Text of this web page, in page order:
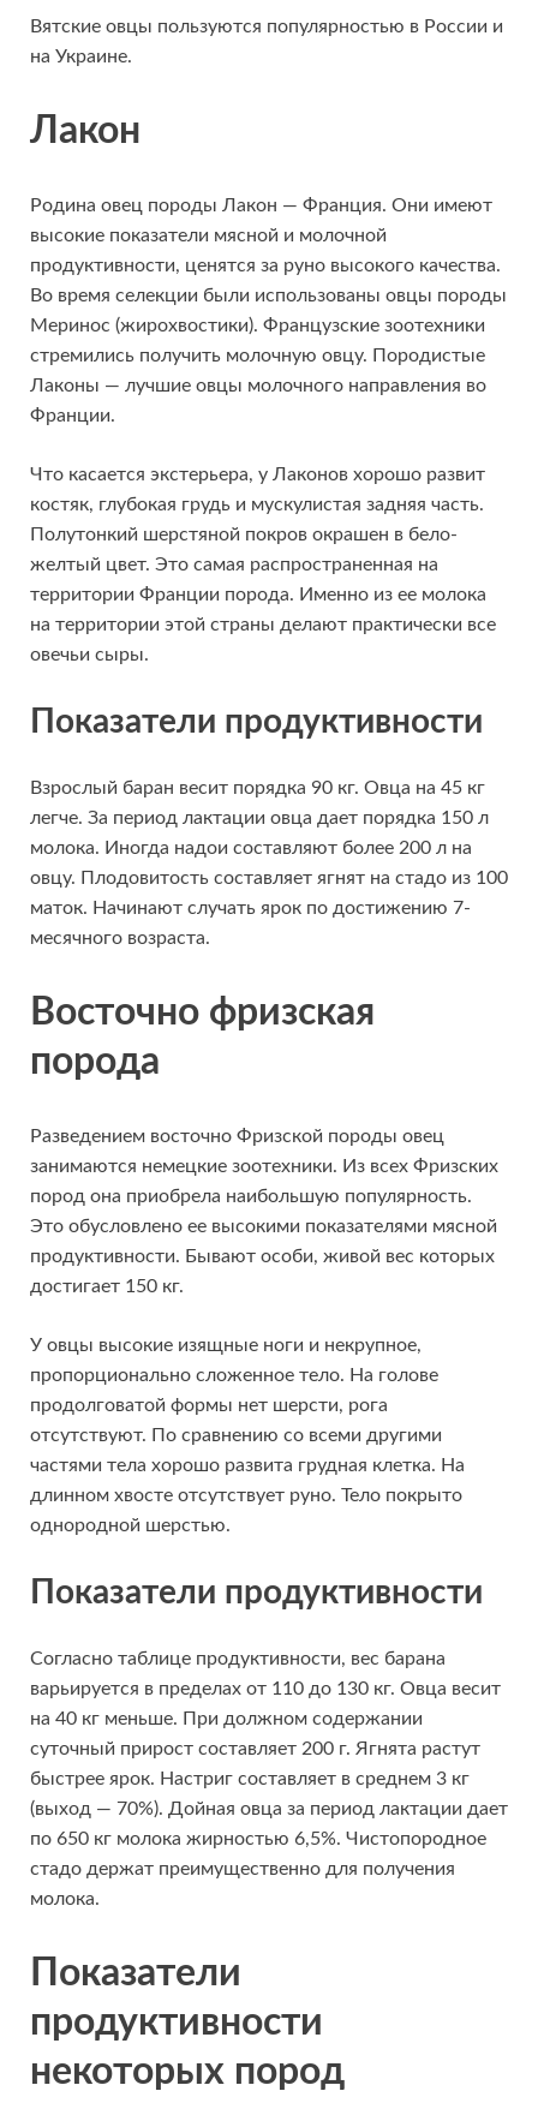
Вятские овцы пользуются популярностью в России и
на Украине.
Лакон
Родина овец породы Лакон — Франция. Они имеют
высокие показатели мясной и молочной
продуктивности, ценятся за руно высокого качества.
Во время селекции были использованы овцы породы
Меринос (жирохвостики). Французские зоотехники
стремились получить молочную овцу. Породистые
Лаконы — лучшие овцы молочного направления во
Франции.
Что касается экстерьера, у Лаконов хорошо развит
костяк, глубокая грудь и мускулистая задняя часть.
Полутонкий шерстяной покров окрашен в бело-
желтый цвет. Это самая распространенная на
территории Франции порода. Именно из ее молока
на территории этой страны делают практически все
овечьи сыры.
Показатели продуктивности
Взрослый баран весит порядка 90 кг. Овца на 45 кг
легче. За период лактации овца дает порядка 150 л
молока. Иногда надои составляют более 200 л на
овцу. Плодовитость составляет ягнят на стадо из 100
маток. Начинают случать ярок по достижению 7-
месячного возраста.
Восточно фризская
порода
Разведением восточно Фризской породы овец
занимаются немецкие зоотехники. Из всех Фризских
пород она приобрела наибольшую популярность.
Это обусловлено ее высокими показателями мясной
продуктивности. Бывают особи, живой вес которых
достигает 150 кг.
У овцы высокие изящные ноги и некрупное,
пропорционально сложенное тело. На голове
продолговатой формы нет шерсти, рога
отсутствуют. По сравнению со всеми другими
частями тела хорошо развита грудная клетка. На
длинном хвосте отсутствует руно. Тело покрыто
однородной шерстью.
Показатели продуктивности
Согласно таблице продуктивности, вес барана
варьируется в пределах от 110 до 130 кг. Овца весит
на 40 кг меньше. При должном содержании
суточный прирост составляет 200 г. Ягнята растут
быстрее ярок. Настриг составляет в среднем 3 кг
(выход — 70%). Дойная овца за период лактации дает
по 650 кг молока жирностью 6,5%. Чистопородное
стадо держат преимущественно для получения
молока.
Показатели
продуктивности
некоторых пород